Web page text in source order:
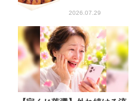
2026.07.29